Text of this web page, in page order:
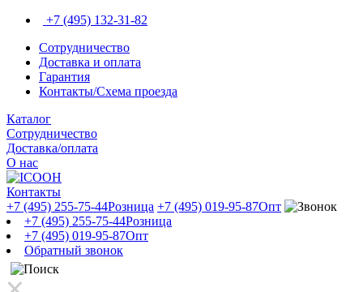
+7 (495) 132-31-82
Сотрудничество
Доставка и оплата
Гарантия
Контакты/Схема проезда
Каталог
Сотрудничество
Доставка/оплата
О нас
Контакты
+7 (495) 255-75-44Розница +7 (495) 019-95-87Опт
+7 (495) 255-75-44Розница
+7 (495) 019-95-87Опт
Обратный звонок